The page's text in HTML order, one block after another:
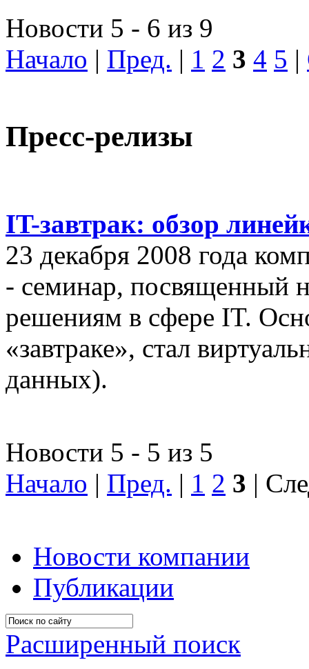
Новости 5 - 6 из 9
Начало | Пред. | 1 2 3 4 5 |
Пресс-релизы
IT-завтрак: обзор
23 декабря 2008 года
- семинар, посвященный
решениям в сфере IT.
«завтраке», стал
данных).
Новости 5 - 5 из 5
Начало | Пред. | 1 2 3 |
Новости компании
Публикации
Расширенный поиск